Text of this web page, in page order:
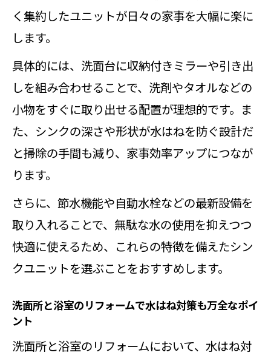
く集約したユニットが日々の家事を大幅に楽に
します。
具体的には、洗面台に収納付きミラーや引き出
しを組み合わせることで、洗剤やタオルなどの
小物をすぐに取り出せる配置が理想的です。ま
た、シンクの深さや形状が水はねを防ぐ設計だ
と掃除の手間も減り、家事効率アップにつなが
ります。
さらに、節水機能や自動水栓などの最新設備を
取り入れることで、無駄な水の使用を抑えつつ
快適に使えるため、これらの特徴を備えたシン
クユニットを選ぶことをおすすめします。
洗面所と浴室のリフォームで水はね対策も万全なポイ
ント
洗面所と浴室のリフォームにおいて、水はね対